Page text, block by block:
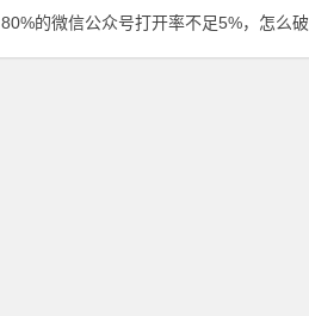
80%的微信公众号打开率不足5%，怎么破